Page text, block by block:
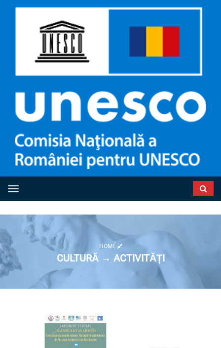
Toggle navigation
HOME
CULTURĂ → ACTIVITĂȚI